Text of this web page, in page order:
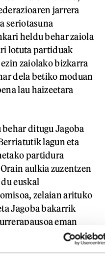
jarrera
seriotasuna
heldu behar zaiola
lotuta partiduak
zaiolako bizkarra
dela betiko moduan
lau haizeetara
ditugu Jagoba
lagun eta
partidura
aulkia zuzentzen
euskal
zelaian arituko
Jagoba bakarrik
eman
bakarrik utziko.